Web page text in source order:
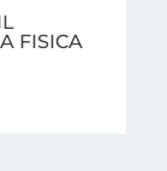
FISICA